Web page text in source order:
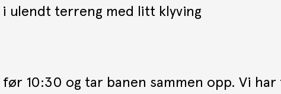
i ulendt terreng med litt klyving
10:30 og tar banen sammen opp. Vi har